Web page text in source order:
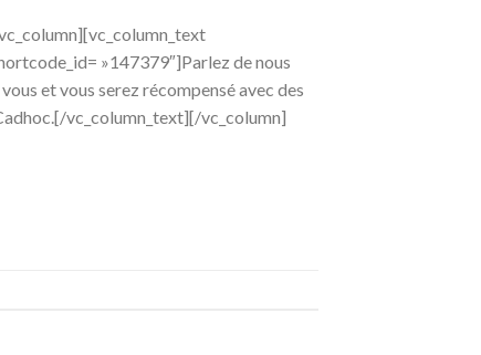
»147379″]Parlez de nous
et vous serez récompensé avec des
vc_column_text][/vc_column]